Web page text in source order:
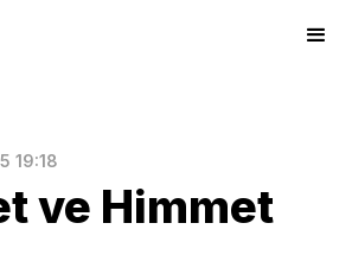
19:18
ve Himmet